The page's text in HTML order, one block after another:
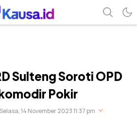
Sulteng Soroti OPD
Pokir
Selasa, 14 November 2023 11:37 pm